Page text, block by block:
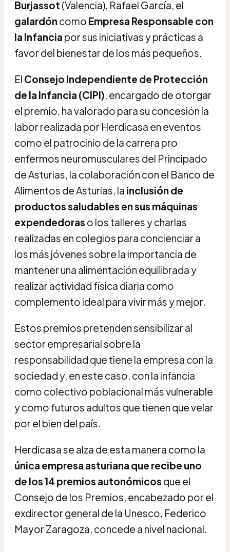
Burjassot (Valencia), Rafael García, el
galardón como Empresa Responsable con
la Infancia por sus iniciativas y prácticas a
favor del bienestar de los más pequeños.
El Consejo Independiente de Protección
de la Infancia (CIPI), encargado de otorgar
el premio, ha valorado para su concesión la
labor realizada por Herdicasa en eventos
como el patrocinio de la carrera pro
enfermos neuromusculares del Principado
de Asturias, la colaboración con el Banco de
Alimentos de Asturias, la inclusión de
productos saludables en sus máquinas
expendedoras o los talleres y charlas
realizadas en colegios para concienciar a
los más jóvenes sobre la importancia de
mantener una alimentación equilibrada y
realizar actividad física diaria como
complemento ideal para vivir más y mejor.
Estos premios pretenden sensibilizar al
sector empresarial sobre la
responsabilidad que tiene la empresa con la
sociedad y, en este caso, con la infancia
como colectivo poblacional más vulnerable
y como futuros adultos que tienen que velar
por el bien del país.
Herdicasa se alza de esta manera como la
única empresa asturiana que recibe uno
de los 14 premios autonómicos que el
Consejo de los Premios, encabezado por el
exdirector general de la Unesco, Federico
Mayor Zaragoza, concede a nivel nacional.